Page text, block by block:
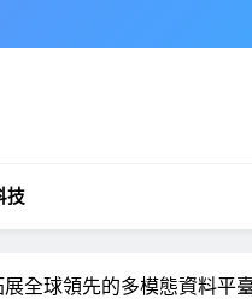
技
全球領先的多模態資料平